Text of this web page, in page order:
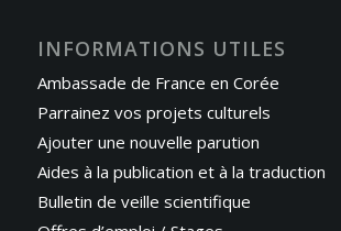
INFORMATIONS UTILES
Ambassade de France en Corée
Parrainez vos projets culturels
Ajouter une nouvelle parution
Aides à la publication et à la traduction
Bulletin de veille scientifique